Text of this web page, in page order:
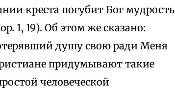
креста погубит Бог мудрость
1, 19). Об этом же сказано:
душу свою ради Меня
придумывают такие
человеческой